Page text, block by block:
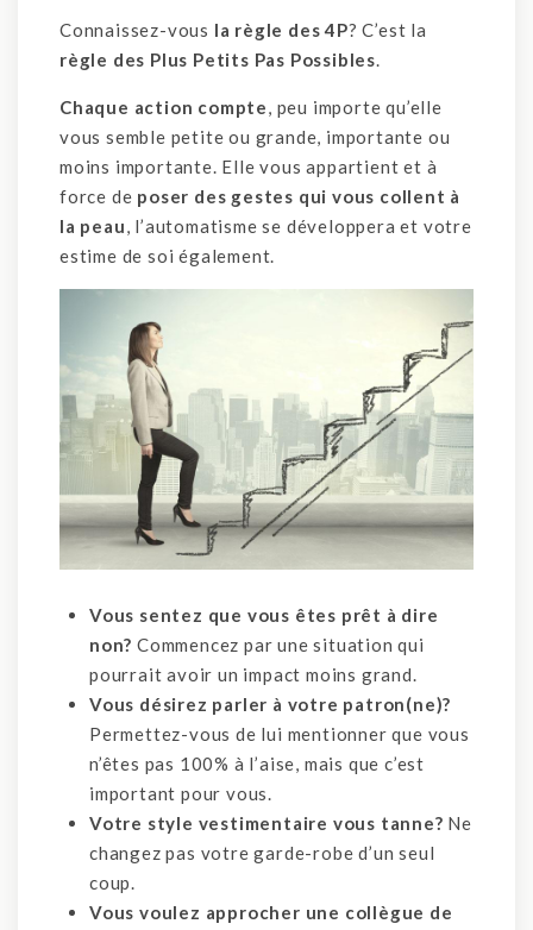
Connaissez-vous la règle des 4P? C’est la
règle des Plus Petits Pas Possibles
Chaque action compte , peu importe qu’elle
vous semble petite ou grande, importante ou
moins importante. Elle vous appartient et à
force de poser des gestes qui vous collent à
la peau , l’automatisme se développera et votre
estime de soi également.
Vous sentez que vous êtes prêt à dire
non? Commencez par une situation qui
pourrait avoir un impact moins grand.
Vous désirez parler à votre patron(ne)?
Permettez-vous de lui mentionner que vous
n’êtes pas 100% à l’aise, mais que c’est
important pour vous.
Votre style vestimentaire vous tanne? Ne
changez pas votre garde-robe d’un seul
coup.
Vous voulez approcher une collègue de